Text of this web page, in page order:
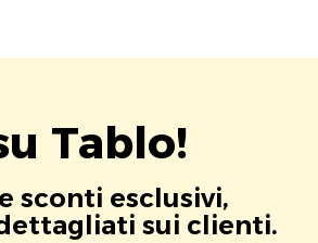
Tablo!
sconti esclusivi,
sui clienti.